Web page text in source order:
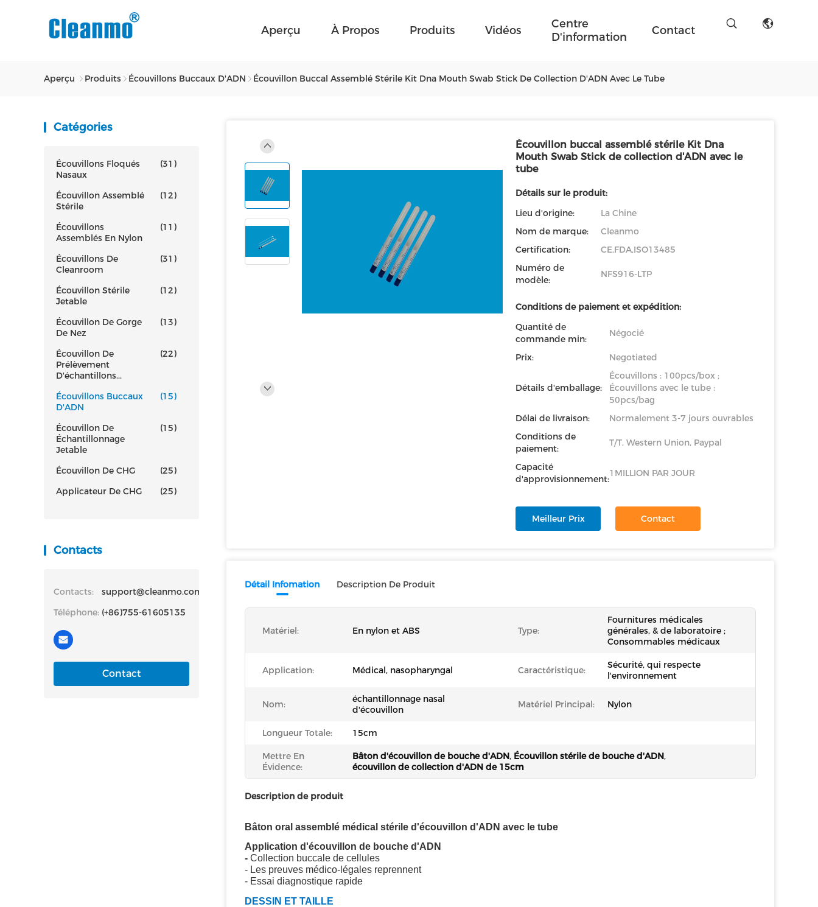
Aperçu À Propos Produits Vidéos
Centre
D'information
Contact
Aperçu Produits Écouvillons Buccaux D'ADN Écouvillon Buccal Assemblé Stérile Kit Dna Mouth Swab Stick De Collection D'ADN Avec Le Tube
Catégories
Écouvillons Floqués
Nasaux
(31)
Écouvillon Assemblé
Stérile
(12)
Écouvillons
Assemblés En Nylon
(11)
Écouvillons De
Cleanroom
(31)
Écouvillon Stérile
Jetable
(12)
Écouvillon De Gorge
De Nez
(13)
Écouvillon De
Prélèvement
D'échantillons...
(22)
Écouvillons Buccaux
D'ADN
(15)
Écouvillon De
Échantillonnage
Jetable
(15)
Écouvillon De CHG
(25)
Applicateur De CHG
(25)
Contacts
Contacts:
support@cleanmo.com
Téléphone: (+86)755-61605135
Contact
Écouvillon buccal assemblé stérile Kit Dna
Mouth Swab Stick de collection d'ADN avec le
tube
Détails sur le produit:
Lieu d'origine:
La Chine
Nom de marque:
Cleanmo
Certification:
CE,FDA,ISO13485
Numéro de
modèle:
NFS916-LTP
Conditions de paiement et expédition:
Quantité de
commande min:
Négocié
Prix: Negotiated
Détails d'emballage:
Écouvillons : 100pcs/box ;
Écouvillons avec le tube :
50pcs/bag
Délai de livraison:
Normalement 3-7 jours ouvrables
Conditions de
paiement:
T/T, Western Union, Paypal
Capacité
d'approvisionnement:
1MILLION PAR JOUR
Meilleur Prix Contact
Détail Infomation Description De Produit
Matériel: En nylon et ABS Type:
Fournitures médicales
générales, & de laboratoire ;
Consommables médicaux
Application: Médical, nasopharyngal Caractéristique:
Sécurité, qui respecte
l'environnement
Nom:
échantillonnage nasal
d'écouvillon
Matériel Principal: Nylon
Longueur Totale: 15cm
Mettre En
Évidence:
Bâton d'écouvillon de bouche d'ADN, Écouvillon stérile de bouche d'ADN,
écouvillon de collection d'ADN de 15cm
Description de produit
Bâton oral assemblé médical stérile d'écouvillon d'ADN avec le tube
Application d'écouvillon de bouche d'ADN
- Collection buccale de cellules
- Les preuves médico-légales reprennent
- Essai diagnostique rapide
DESSIN ET TAILLE